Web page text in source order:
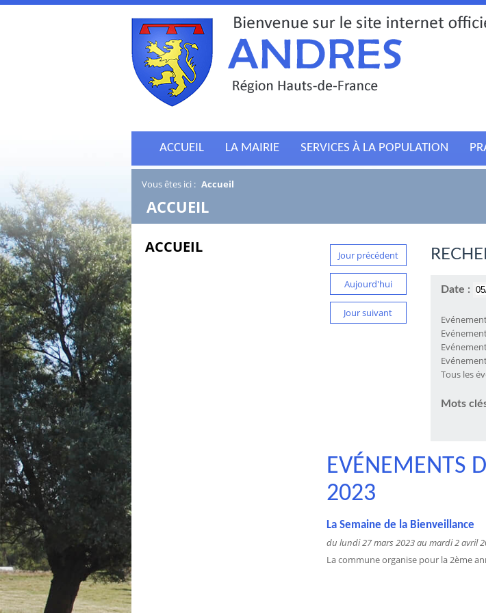
ACCUEIL LA MAIRIE SERVICES À LA POPULATION
Vous êtes ici : Accueil
ACCUEIL
ACCUEIL Jour précédent
Aujourd'hui
Jour suivant
Date :
Tous les
EVÉNEMENTS
2023
La Semaine de la Bienveillance
du lundi 27 mars 2023 au mardi 2 avril
La commune organise pour la 2ème